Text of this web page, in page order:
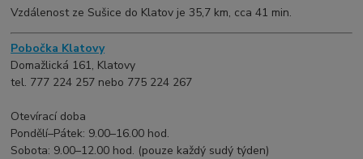
Vzdálenost ze Sušice do Klatov je 35,7 km, cca 41 min.
Pobočka Klatovy
Domažlická 161, Klatovy
tel. 777 224 257 nebo 775 224 267
Otevírací doba
Pondělí–Pátek: 9.00–16.00 hod.
Sobota: 9.00–12.00 hod. (pouze každý sudý týden)